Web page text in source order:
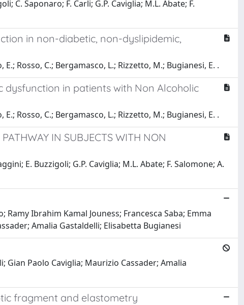
C. Saponaro; F. Carli; G.P. Caviglia; M.L. Abate; F.
in non-diabetic, non-dyslipidemic,
Rosso, C.; Bergamasco, L.; Rizzetto, M.; Bugianesi, E. .
in patients with Non Alcoholic
Rosso, C.; Bergamasco, L.; Rizzetto, M.; Bugianesi, E. .
IN SUBJECTS WITH NON
E. Buzzigoli; G.P. Caviglia; M.L. Abate; F. Salomone; A.
Ibrahim Kamal Jouness; Francesca Saba; Emma
Amalia Gastaldelli; Elisabetta Bugianesi
Gian Paolo Caviglia; Maurizio Cassader; Amalia
fragment and elastometry